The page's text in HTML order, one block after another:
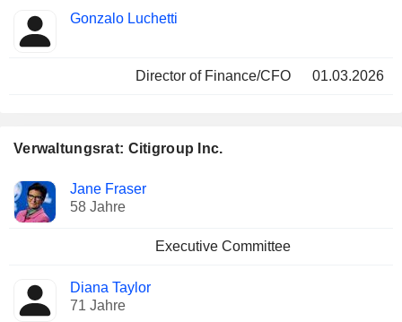
Gonzalo Luchetti
Director of Finance/CFO 01.03.2026
Verwaltungsrat: Citigroup Inc.
Verwaltungsratsmitglied
Jane Fraser
58 Jahre
Executive Committee
Diana Taylor
71 Jahre